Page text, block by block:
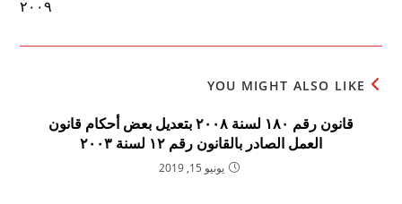
۲۰۰۹
YOU MIGHT ALSO LIKE
قانون رقم ۱۸۰ لسنة ۲۰۰۸ بتعديل بعض أحكام قانون
العمل الصادر بالقانون رقم ۱۲ لسنة ۲۰۰۳
يونيو 15, 2019